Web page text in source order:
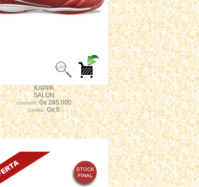
KAPPA
SALON
contado:Gs 285.000
credito:Gs 0